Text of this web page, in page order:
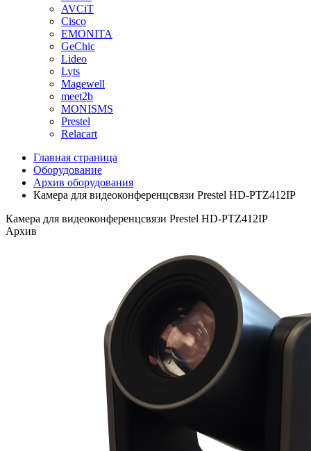
AVCiT
Cisco
EMONITA
GeChic
Lideo
Lyts
Magewell
meet2b
MONISMS
Prestel
Relacart
Главная страница
Оборудование
Архив оборудования
Камера для видеоконференцсвязи Prestel HD-PTZ412IP
Камера для видеоконференцсвязи Prestel HD-PTZ412IP
Архив